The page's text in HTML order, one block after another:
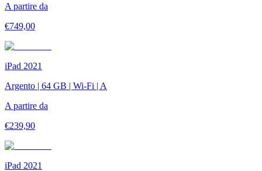
A partire da
€749,00
iPad 2021
Argento | 64 GB | Wi-Fi | A
A partire da
€239,90
iPad 2021